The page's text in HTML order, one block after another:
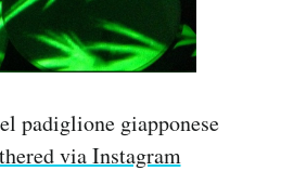
padiglione giapponese
via Instagram